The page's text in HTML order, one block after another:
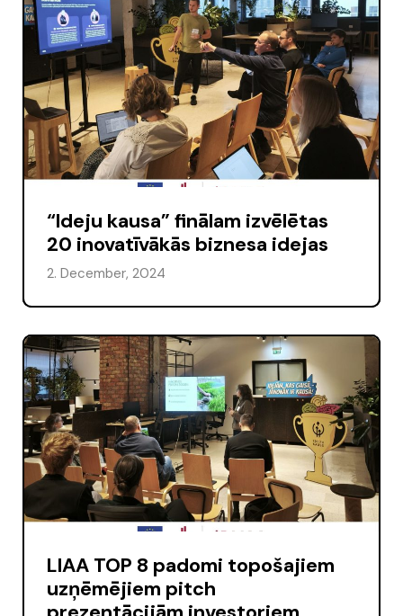
“Ideju kausa” finālam izvēlētas
20 inovatīvākās biznesa idejas
2. December, 2024
LIAA TOP 8 padomi topošajiem
uzņēmējiem pitch